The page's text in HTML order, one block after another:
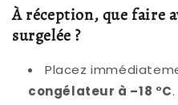
À réception, que faire
surgelée ?
Placez
congélateur à –18 °C.